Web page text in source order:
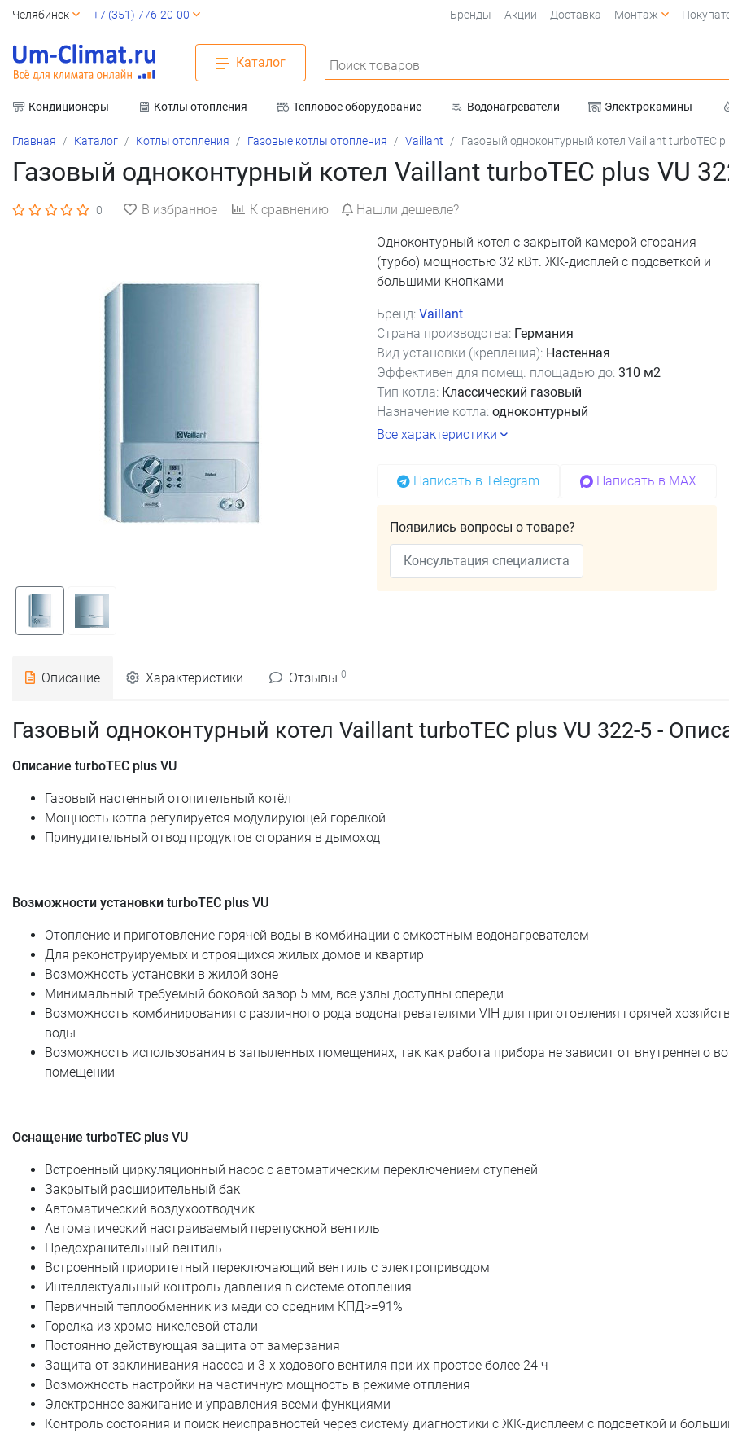
Кондиционеры Котлы отопления Тепловое оборудование Водонагреватели
Электрокамины
Каталог Поиск товаров
Челябинск +7 (351) 776-20-00 Бренды Акции Доставка Монтаж
Главная Каталог Котлы отопления Газовые котлы отопления Vaillant Газовый одноконтурный котел Vaillant turboTEC
Газовый одноконтурный котел Vaillant turboTEC plus VU
0 В избранное К сравнению Нашли дешевле?
Одноконтурный котел с закрытой камерой сгорания
(турбо) мощностью 32 кВт. ЖК-дисплей с подсветкой и
большими кнопками
Бренд: Vaillant
Страна производства: Германия
Вид установки (крепления): Настенная
Эффективен для помещ. площадью до: 310 м2
Тип котла: Классический газовый
Назначение котла: одноконтурный
Все характеристики
Написать в Telegram Написать в MAX
Появились вопросы о товаре?
Консультация специалиста
Описание Характеристики Отзывы 0
Газовый одноконтурный котел Vaillant turboTEC plus VU 322-5 -
Описание turboTEC plus VU
Газовый настенный отопительный котёл
Мощность котла регулируется модулирующей горелкой
Принудительный отвод продуктов сгорания в дымоход
Возможности установки turboTEC plus VU
Отопление и приготовление горячей воды в комбинации с емкостным водонагревателем
Для реконструируемых и строящихся жилых домов и квартир
Возможность установки в жилой зоне
Минимальный требуемый боковой зазор 5 мм, все узлы доступны спереди
Возможность комбинирования с различного рода водонагревателями VIH для приготовления горячей
воды
Возможность использования в запыленных помещениях, так как работа прибора не зависит от внутреннего
помещении
Оснащение turboTEC plus VU
Встроенный циркуляционный насос с автоматическим переключением ступеней
Закрытый расширительный бак
Автоматический воздухоотводчик
Автоматический настраиваемый перепускной вентиль
Предохранительный вентиль
Встроенный приоритетный переключающий вентиль с электроприводом
Интеллектуальный контроль давления в системе отопления
Первичный теплообменник из меди со средним КПД>=91%
Горелка из хромо-никелевой стали
Постоянно действующая защита от замерзания
Защита от заклинивания насоса и 3-х ходового вентиля при их простое более 24 ч
Возможность настройки на частичную мощность в режиме отпления
Электронное зажигание и управления всеми функциями
Контроль состояния и поиск неисправностей через систему диагностики с ЖК-дисплеем с подсветкой и